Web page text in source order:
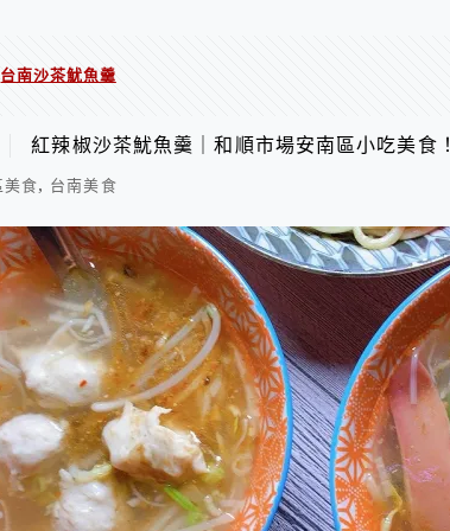
台南沙茶魷魚羹
魷魚羹
紅辣椒沙茶魷魚羹｜和順市場安南區小吃美食！
美食, 台南美食